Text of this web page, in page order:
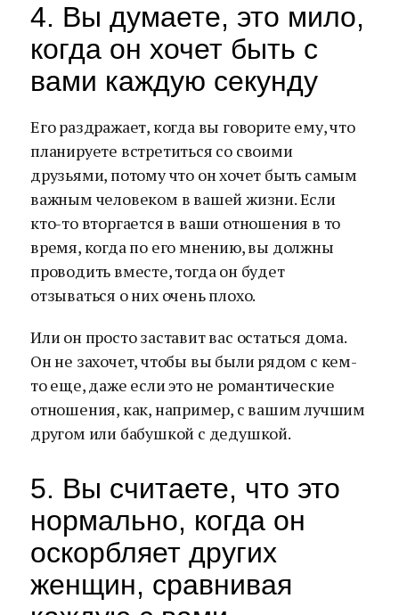
4. Вы думаете, это мило,
когда он хочет быть с
вами каждую секунду
Его раздражает, когда вы говорите ему, что
планируете встретиться со своими
друзьями, потому что он хочет быть самым
важным человеком в вашей жизни. Если
кто-то вторгается в ваши отношения в то
время, когда по его мнению, вы должны
проводить вместе, тогда он будет
отзываться о них очень плохо.
Или он просто заставит вас остаться дома.
Он не захочет, чтобы вы были рядом с кем-
то еще, даже если это не романтические
отношения, как, например, с вашим лучшим
другом или бабушкой с дедушкой.
5. Вы считаете, что это
нормально, когда он
оскорбляет других
женщин, сравнивая